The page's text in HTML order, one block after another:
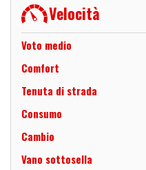
Velocità
Voto medio
Comfort
Tenuta di strada
Consumo
Cambio
Vano sottosella